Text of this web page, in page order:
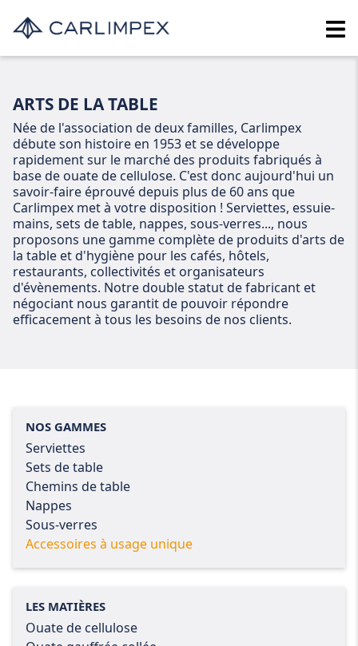
ARTS DE LA TABLE
Née de l'association de deux familles, Carlimpex
débute son histoire en 1953 et se développe
rapidement sur le marché des produits fabriqués à
base de ouate de cellulose. C'est donc aujourd'hui un
savoir-faire éprouvé depuis plus de 60 ans que
Carlimpex met à votre disposition ! Serviettes, essuie-
mains, sets de table, nappes, sous-verres..., nous
proposons une gamme complète de produits d'arts de
la table et d'hygiène pour les cafés, hôtels,
restaurants, collectivités et organisateurs
d'évènements. Notre double statut de fabricant et
négociant nous garantit de pouvoir répondre
efficacement à tous les besoins de nos clients.
NOS GAMMES
Serviettes
Sets de table
Chemins de table
Nappes
Sous-verres
Accessoires à usage unique
LES MATIÈRES
Ouate de cellulose